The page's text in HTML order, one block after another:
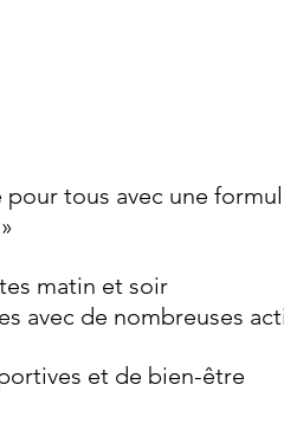
pour tous avec une
matin et soir
avec de nombreuses
et de bien-être